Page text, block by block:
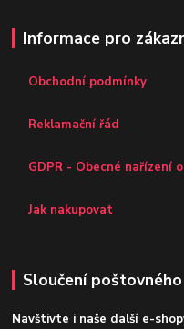
Informace pro
Obchodní podmínky
Reklamační řád
GDPR - Obecné nařízení
Jak nakupovat
Sloučení poštovného
Navštivte i naše další e-